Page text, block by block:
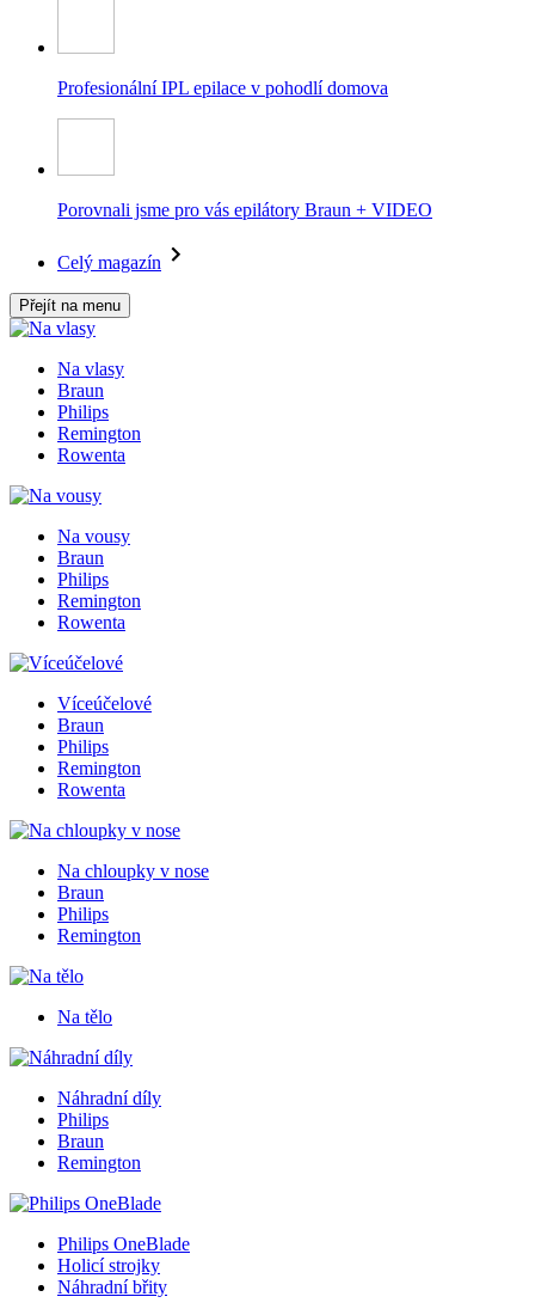
Profesionální IPL epilace v pohodlí domova
Porovnali jsme pro vás epilátory Braun + VIDEO
Celý magazín
Přejít na menu
Na vlasy
Braun
Philips
Remington
Rowenta
Na vousy
Braun
Philips
Remington
Rowenta
Víceúčelové
Braun
Philips
Remington
Rowenta
Na chloupky v nose
Braun
Philips
Remington
Na tělo
Náhradní díly
Philips
Braun
Remington
Philips OneBlade
Holicí strojky
Náhradní břity